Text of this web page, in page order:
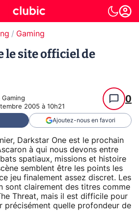
Gaming
le site officiel de
Gaming
2005 à 10h21
0
Ajoutez-nous en favori
Darkstar One est le prochain
à qui nous devons entre
spatiaux, missions et histoire
semblent être les points les
jeu finalement assez discret. Les
sont clairement des titres comme
Threat, mais il est difficile pour
précisément quelle profondeur de